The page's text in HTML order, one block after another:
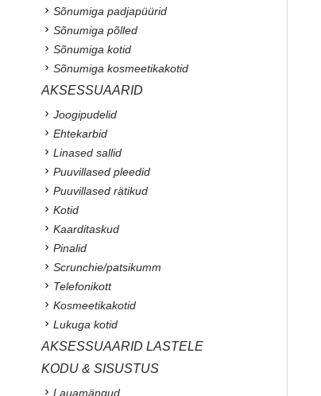
Sõnumiga padjapüürid
Sõnumiga põlled
Sõnumiga kotid
Sõnumiga kosmeetikakotid
AKSESSUAARID
Joogipudelid
Ehtekarbid
Linased sallid
Puuvillased pleedid
Puuvillased rätikud
Kotid
Kaarditaskud
Pinalid
Scrunchie/patsikumm
Telefonikott
Kosmeetikakotid
Lukuga kotid
AKSESSUAARID LASTELE
KODU & SISUSTUS
Lauamängud